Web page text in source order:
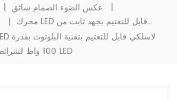
| عكس الضوء الصمام سائق
|
|
محرك LED قابل للتعتيم بجهد ثابت من CASAMBI
100 واط لشرائط إضاءة LED